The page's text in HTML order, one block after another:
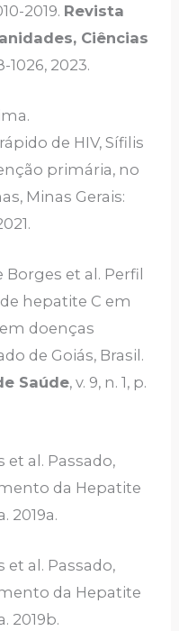
2019. Revista
Ciências
1026, 2023.
de HIV, Sífilis
primária, no
Minas Gerais:
Borges et al. Perfil
hepatite C em
doenças
de Goiás, Brasil.
Saúde, v. 9, n. 1, p.
et al. Passado,
da Hepatite
2019a.
et al. Passado,
da Hepatite
2019b.